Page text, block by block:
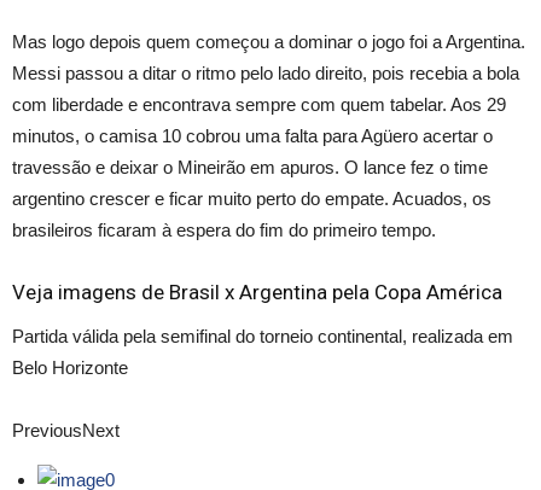
Mas logo depois quem começou a dominar o jogo foi a Argentina.
Messi passou a ditar o ritmo pelo lado direito, pois recebia a bola
com liberdade e encontrava sempre com quem tabelar. Aos 29
minutos, o camisa 10 cobrou uma falta para Agüero acertar o
travessão e deixar o Mineirão em apuros. O lance fez o time
argentino crescer e ficar muito perto do empate. Acuados, os
brasileiros ficaram à espera do fim do primeiro tempo.
Veja imagens de Brasil x Argentina pela Copa América
Partida válida pela semifinal do torneio continental, realizada em
Belo Horizonte
PreviousNext